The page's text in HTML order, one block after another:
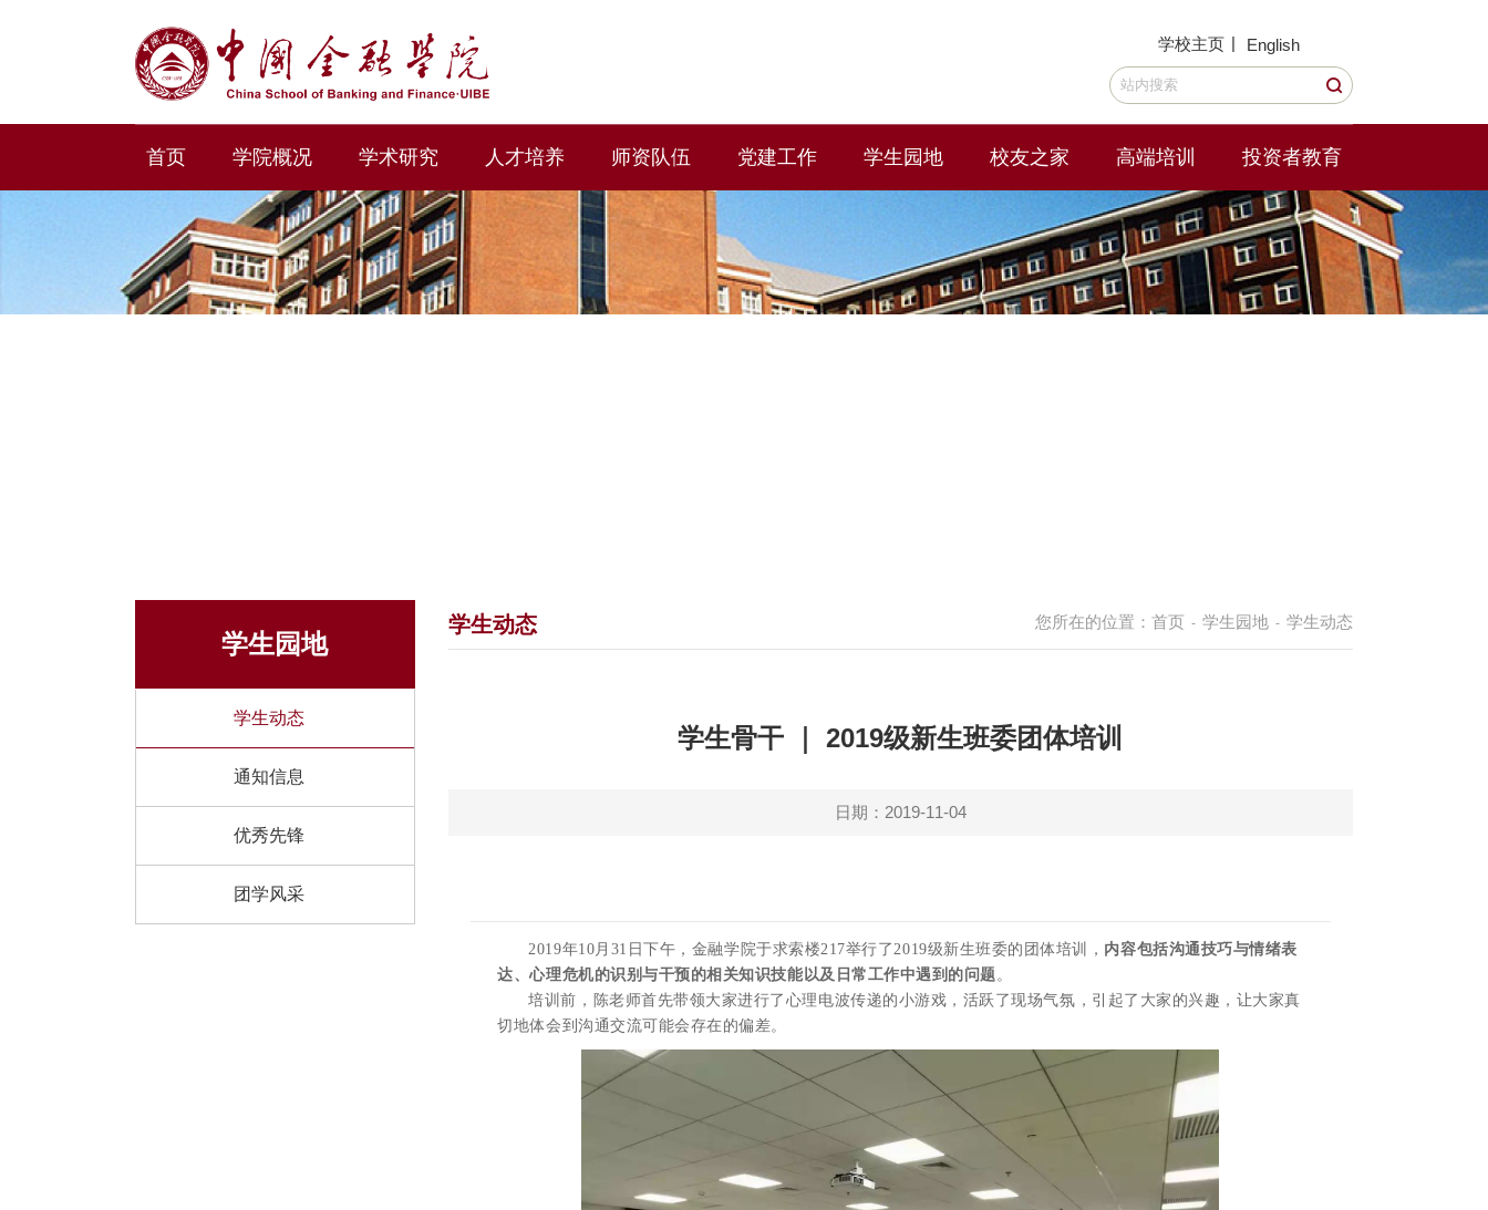
学校主页 | English
首页 学院概况 学术研究 人才培养 师资队伍 党建工作 学生园地 校友之家 高端培训 投资者教育
学生园地
学生动态
通知信息
优秀先锋
团学风采
您所在的位置： 首页 - 学生园地 - 学生动态
学生动态
学生骨干 ｜ 2019级新生班委团体培训
日期：2019-11-04
2019年10 月 31 日下午，金融学院于求索楼217举行了 2019级新生班委的团体培训， 内容包括沟通技巧与情绪表
达、心理危机的识别与干预的相关知识技能以及日常工作中遇到的问题 。
培训前，陈老师首先带领大家进行了心理电波传递的小游戏，活跃了现场气氛，引起了大家的兴趣，让大家真
切地体会到沟通交流可能会存在的偏差。